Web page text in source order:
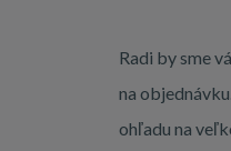
Radi by sme
na
ohľadu na